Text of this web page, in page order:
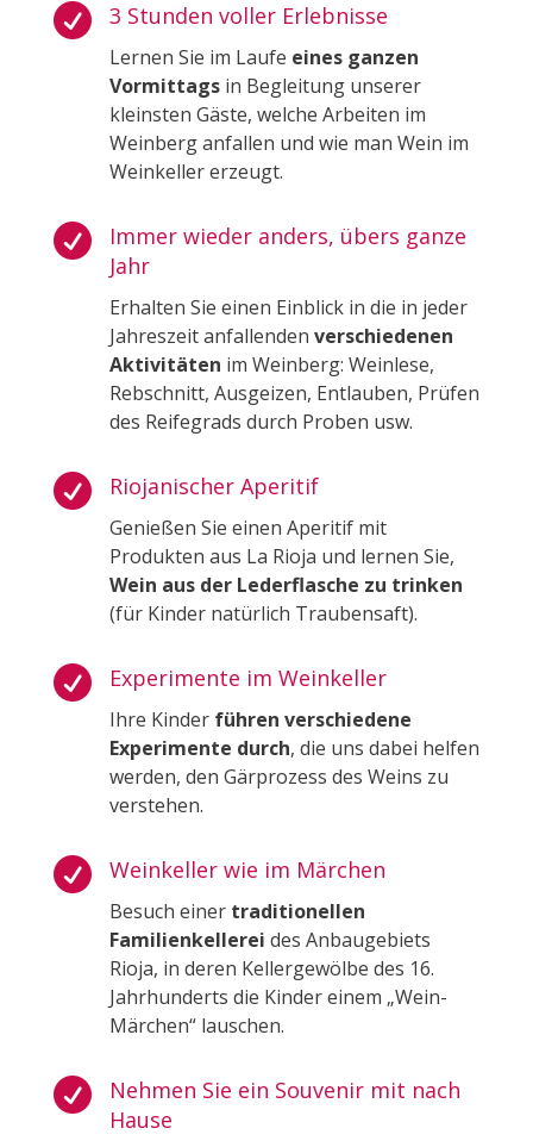
 3 Stunden voller Erlebnisse
Lernen Sie im Laufe eines ganzen
Vormittagsin Begleitung unserer
kleinsten Gäste, welche Arbeiten im
Weinberg anfallen und wie man Wein im
Weinkeller erzeugt.

Immer wieder anders, übers ganze
Jahr
Erhalten Sie einen Einblick in die in jeder
Jahreszeit anfallenden verschiedenen
Aktivitäten im Weinberg: Weinlese,
Rebschnitt, Ausgeizen, Entlauben, Prüfen
des Reifegrads durch Proben usw.
 Riojanischer Aperitif
Genießen Sie einen Aperitif mit
Produkten aus La Rioja und lernen Sie,
Wein aus der Lederflasche zu trinken
(für Kinder natürlich Traubensaft).
 Experimente im Weinkeller
Ihre Kinder führen verschiedene
Experimente durch, die uns dabei helfen
werden, den Gärprozess des Weins zu
verstehen.
 Weinkeller wie im Märchen
Besuch einer traditionellen
Familienkellerei des Anbaugebiets
Rioja, in deren Kellergewölbe des 16.
Jahrhunderts die Kinder einem „Wein-
Märchen“ lauschen.

Nehmen Sie ein Souvenir mit nach
Hause